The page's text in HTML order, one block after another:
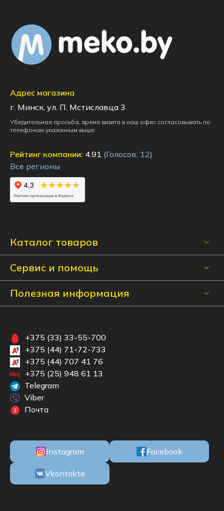
Каталог товаров
Сервис и помощь
Полезная информация
Адрес магазина
г. Минск, ул. П. Мстиславца 3
Убедительная просьба, время визита в наш офис согласовывать по
телефонам указанным выше
Рейтинг компании: 4.91 (Голосов: 12)
Все регионы
+375 (33) 33-55-700
+375 (44) 71-72-733
+375 (44) 707 41 76
+375 (25) 948 61 13
Telegram
Viber
Почта
Instagram Facebook
Vkontakte